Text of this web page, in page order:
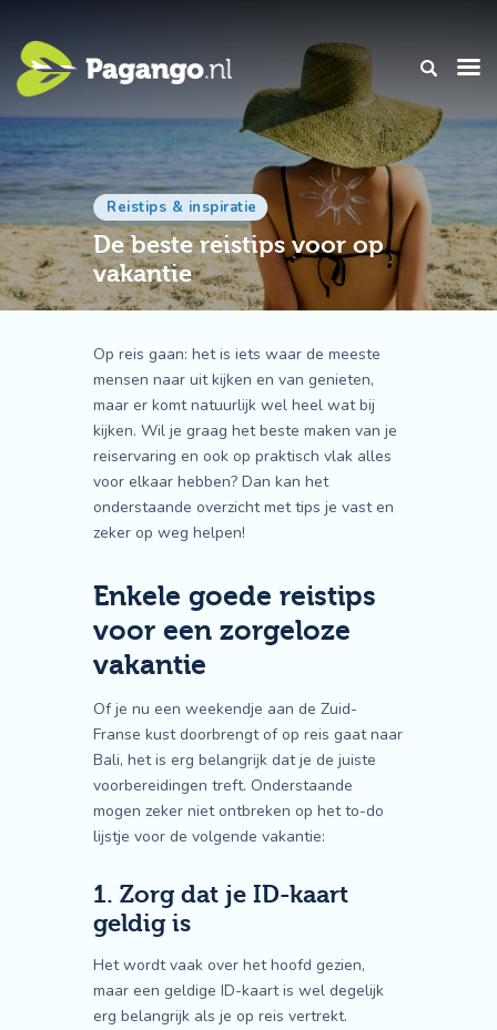
Reistips & inspiratie
De beste reistips voor op
vakantie
Op reis gaan: het is iets waar de meeste
mensen naar uit kijken en van genieten,
maar er komt natuurlijk wel heel wat bij
kijken. Wil je graag het beste maken van je
reiservaring en ook op praktisch vlak alles
voor elkaar hebben? Dan kan het
onderstaande overzicht met tips je vast en
zeker op weg helpen!
Enkele goede reistips
voor een zorgeloze
vakantie
Of je nu een weekendje aan de Zuid-
Franse kust doorbrengt of op reis gaat naar
Bali, het is erg belangrijk dat je de juiste
voorbereidingen treft. Onderstaande
mogen zeker niet ontbreken op het to-do
lijstje voor de volgende vakantie:
1. Zorg dat je ID-kaart
geldig is
Het wordt vaak over het hoofd gezien,
maar een geldige ID-kaart is wel degelijk
erg belangrijk als je op reis vertrekt.